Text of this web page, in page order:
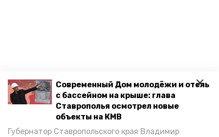
Современный Дом молодёжи и отель
с бассейном на крыше: глава
Ставрополья осмотрел новые
объекты на КМВ
Губернатор Ставропольского края Владимир